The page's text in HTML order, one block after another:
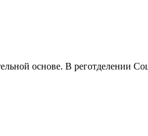
основе. В реготделении